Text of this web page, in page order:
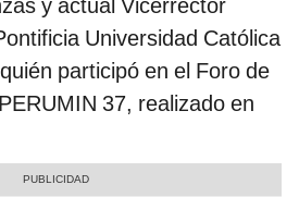
y actual Vicerrector
Universidad Católica
participó en el Foro de
37, realizado en